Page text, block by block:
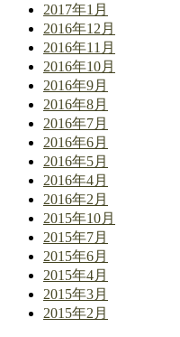
2017年1月
2016年12月
2016年11月
2016年10月
2016年9月
2016年8月
2016年7月
2016年6月
2016年5月
2016年4月
2016年2月
2015年10月
2015年7月
2015年6月
2015年4月
2015年3月
2015年2月